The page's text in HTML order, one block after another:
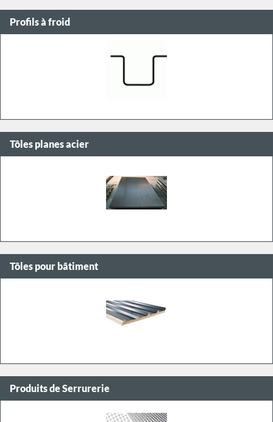
Profils à froid
Tôles planes acier
Tôles pour bâtiment
Produits de Serrurerie